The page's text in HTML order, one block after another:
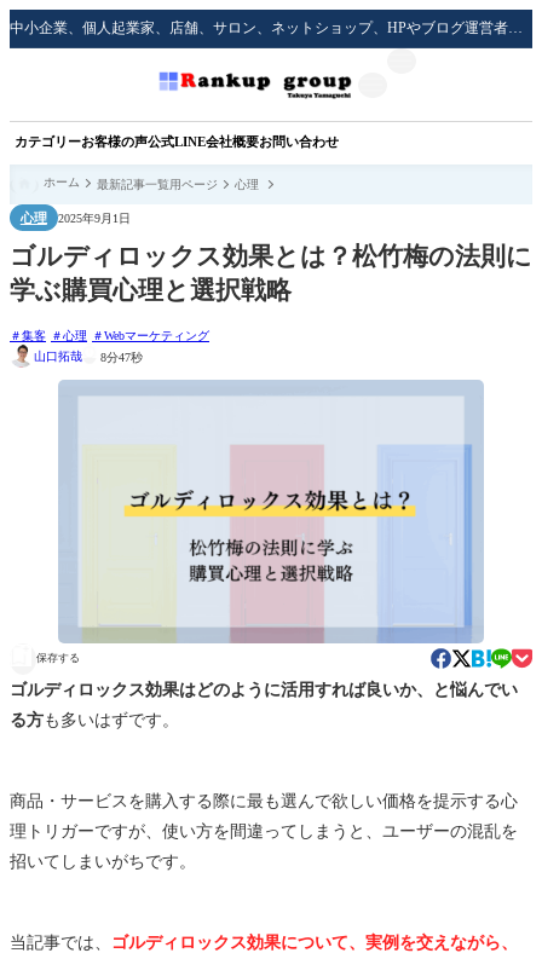
中小企業、個人起業家、店舗、サロン、ネットショップ、HPやブログ運営者のための実践的な集客方法をサポート！
カテゴリーお客様の声公式LINE会社概要お問い合わせ
ホーム 最新記事一覧用ページ 心理
心理 2025年9月1日
ゴルディロックス効果とは？松竹梅の法則に
学ぶ購買心理と選択戦略
集客 心理
Webマーケティング
山口拓哉
8分47秒
保存する
ゴルディロックス効果はどのように活用すれば良いか、と悩んでい
る方も多いはずです。
商品・サービスを購入する際に最も選んで欲しい価格を提示する心
理トリガーですが、使い方を間違ってしまうと、ユーザーの混乱を
招いてしまいがちです。
当記事では、
ゴルディロックス効果について、実例を交えながら、